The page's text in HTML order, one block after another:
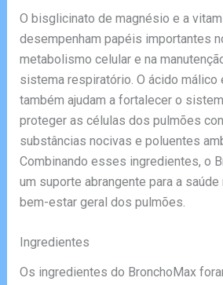
O bisglicinato de magnésio e a
desempenham papéis importantes
metabolismo celular e na
sistema respiratório. O ácido málico
também ajudam a fortalecer o
proteger as células dos pulmões
substâncias nocivas e poluentes
Combinando esses ingredientes, o
um suporte abrangente para a
bem-estar geral dos pulmões.
Ingredientes
Os ingredientes do BronchoMax